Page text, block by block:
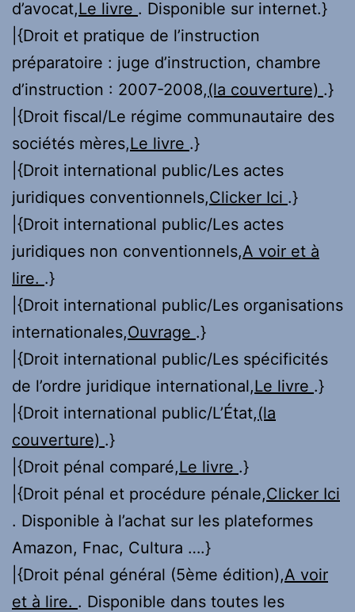
d’avocat,Le livre . Disponible sur internet.}
|{Droit et pratique de l’instruction
préparatoire : juge d’instruction, chambre
d’instruction : 2007-2008,(la couverture) .}
|{Droit fiscal/Le régime communautaire des
sociétés mères,Le livre .}
|{Droit international public/Les actes
juridiques conventionnels,Clicker Ici .}
|{Droit international public/Les actes
juridiques non conventionnels,A voir et à
lire. .}
|{Droit international public/Les organisations
internationales,Ouvrage .}
|{Droit international public/Les spécificités
de l’ordre juridique international,Le livre .}
|{Droit international public/L’État,(la
couverture) .}
|{Droit pénal comparé,Le livre .}
|{Droit pénal et procédure pénale,Clicker Ici
. Disponible à l’achat sur les plateformes
Amazon, Fnac, Cultura ….}
|{Droit pénal général (5ème édition),A voir
et à lire. . Disponible dans toutes les